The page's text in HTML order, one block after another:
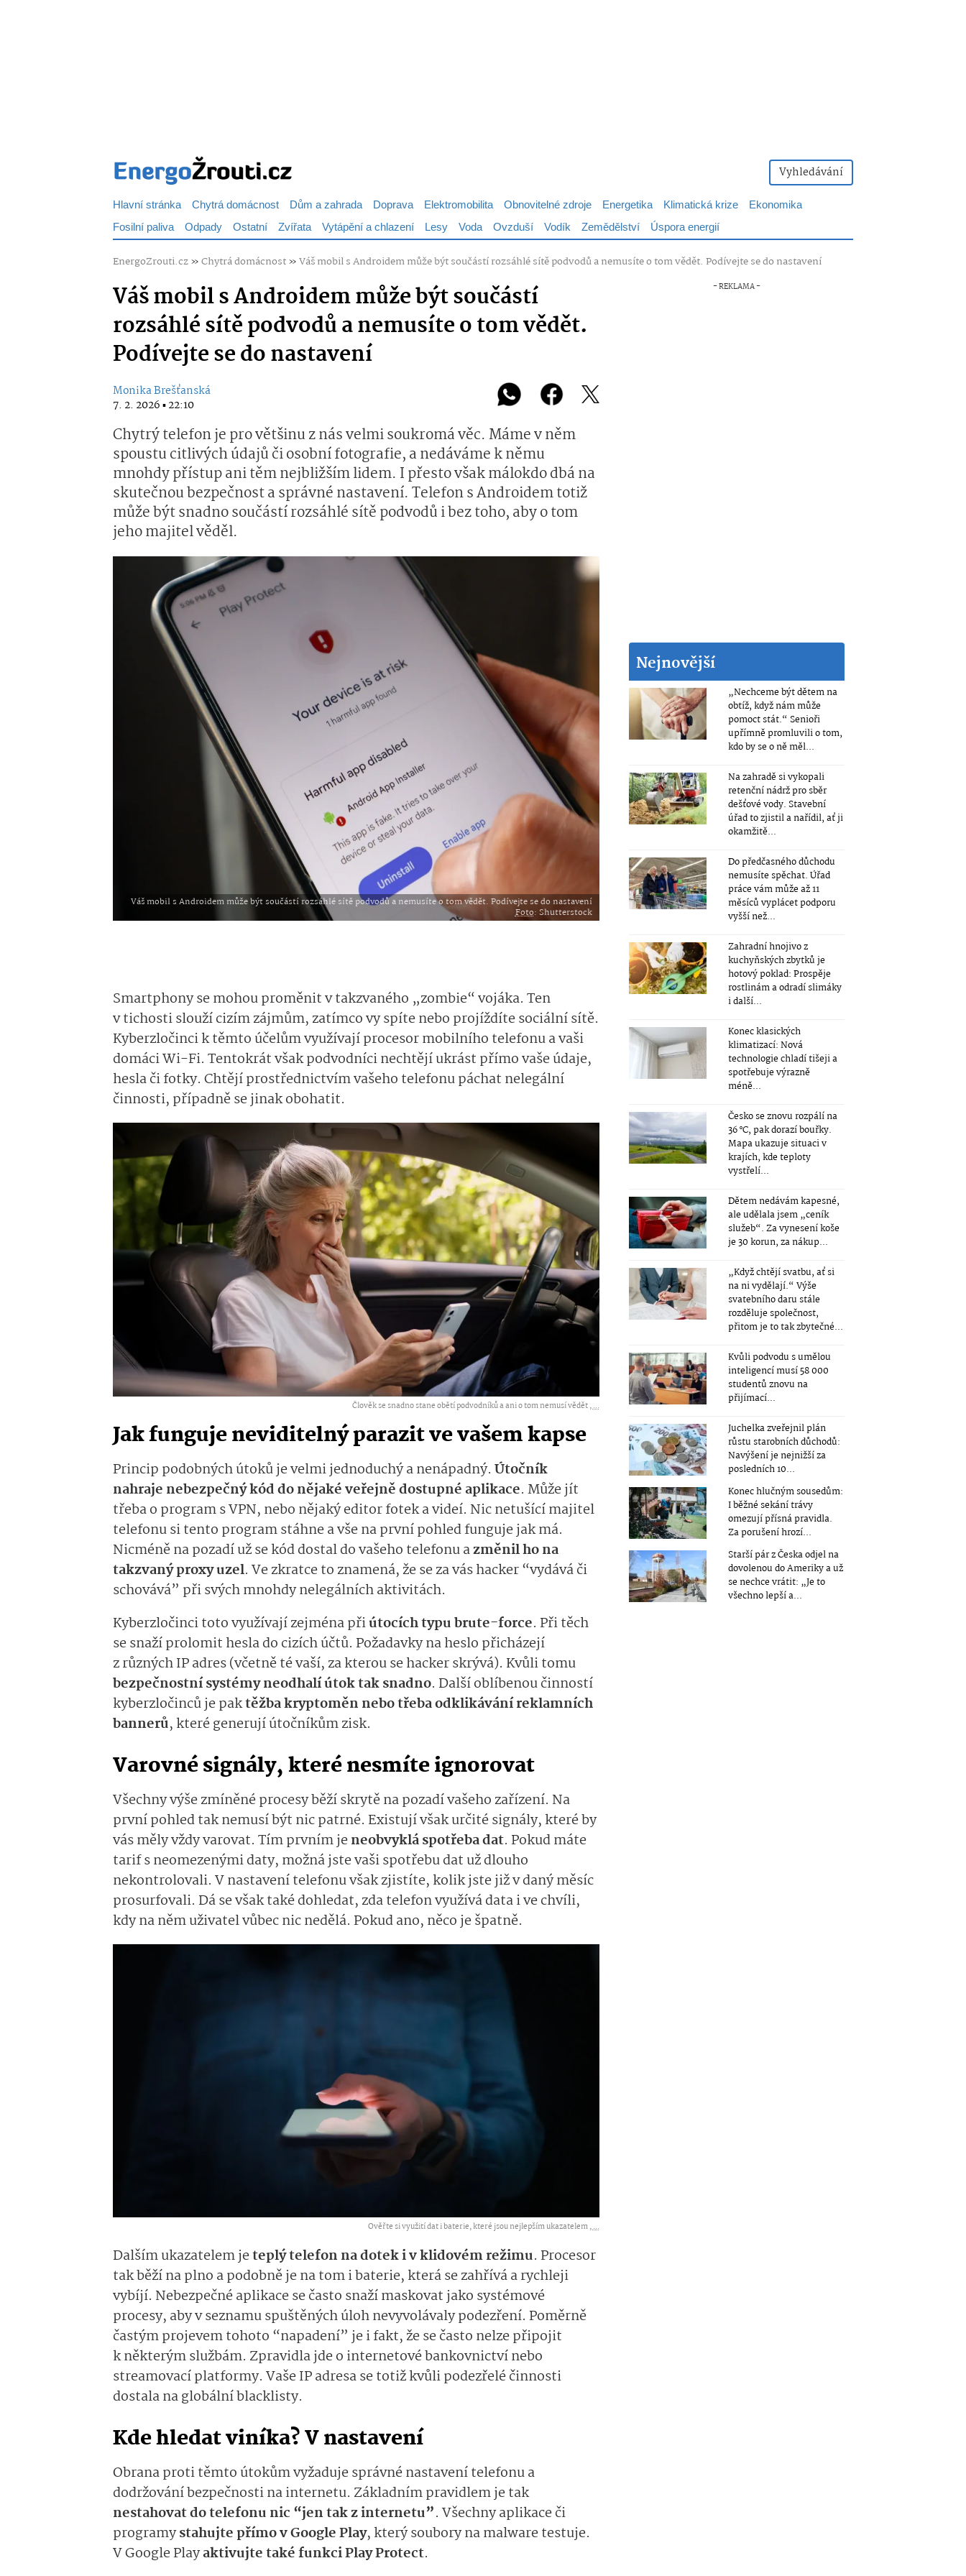
Vyhledávání
Hlavní stránka Chytrá domácnost Dům a zahrada Doprava Elektromobilita Obnovitelné zdroje Energetika Klimatická krize
Ekonomika
Fosilní paliva Odpady Ostatní Zvířata Vytápění a chlazení Lesy Voda Ovzduší Vodík Zemědělství Úspora energií
EnergoZrouti.cz»Chytrá domácnost»Váš mobil s Androidem může být součástí rozsáhlé sítě podvodů a nemusíte o tom vědět. Podívejte se do nastavení
Váš mobil s Androidem může být součástí
rozsáhlé sítě podvodů a nemusíte o tom vědět.
Podívejte se do nastavení
Monika Brešťanská
7. 2. 2026 ▪ 22:10
Chytrý telefon je pro většinu z nás velmi soukromá věc. Máme v něm
spoustu citlivých údajů či osobní fotografie, a nedáváme k němu
mnohdy přístup ani těm nejbližším lidem. I přesto však málokdo dbá na
skutečnou bezpečnost a správné nastavení. Telefon s Androidem totiž
může být snadno součástí rozsáhlé sítě podvodů i bez toho, aby o tom
jeho majitel věděl.
Váš mobil s Androidem může být součástí rozsáhlé sítě podvodů a nemusíte o tom vědět. Podívejte se do nastavení
Foto: Shutterstock
Smartphony se mohou proměnit v takzvaného „zombie“ vojáka. Ten
v tichosti slouží cizím zájmům, zatímco vy spíte nebo projíždíte sociální sítě.
Kyberzločinci k těmto účelům využívají procesor mobilního telefonu a vaši
domáci Wi-Fi. Tentokrát však podvodníci nechtějí ukrást přímo vaše údaje,
hesla či fotky. Chtějí prostřednictvím vašeho telefonu páchat nelegální
činnosti, případně se jinak obohatit.
Člověk se snadno stane obětí podvodníků a ani o tom nemusí vědět ,...
Jak funguje neviditelný parazit ve vašem kapse
Princip podobných útoků je velmi jednoduchý a nenápadný. Útočník
nahraje nebezpečný kód do nějaké veřejně dostupné aplikace. Může jít
třeba o program s VPN, nebo nějaký editor fotek a videí. Nic netušící majitel
telefonu si tento program stáhne a vše na první pohled funguje jak má.
Nicméně na pozadí už se kód dostal do vašeho telefonu azměnil ho na
takzvaný proxy uzel. Ve zkratce to znamená, že se za vás hacker “vydává či
schovává” při svých mnohdy nelegálních aktivitách.
Kyberzločinci toto využívají zejména přiútocích typu brute-force. Při těch
se snaží prolomit hesla do cizích účtů. Požadavky na heslo přicházejí
z různých IP adres (včetně té vaší, za kterou se hacker skrývá). Kvůli tomu
bezpečnostní systémy neodhalí útok tak snadno. Další oblíbenou činností
kyberzločinců je paktěžba kryptoměn nebo třeba odklikávání reklamních
bannerů, které generují útočníkům zisk.
Varovné signály, které nesmíte ignorovat
Všechny výše zmíněné procesy běží skrytě na pozadí vašeho zařízení. Na
první pohled tak nemusí být nic patrné. Existují však určité signály, které by
vás měly vždy varovat. Tím prvním jeneobvyklá spotřeba dat. Pokud máte
tarif s neomezenými daty, možná jste vaši spotřebu dat už dlouho
nekontrolovali. V nastavení telefonu však zjistíte, kolik jste již v daný měsíc
prosurfovali. Dá se však také dohledat, zda telefon využívá data i ve chvíli,
kdy na něm uživatel vůbec nic nedělá. Pokud ano, něco je špatně.
Ověřte si využití dat i baterie, které jsou nejlepším ukazatelem ,...
Dalším ukazatelem jeteplý telefon na dotek i v klidovém režimu. Procesor
tak běží na plno a podobně je na tom i baterie, která se zahřívá a rychleji
vybíjí. Nebezpečné aplikace se často snaží maskovat jako systémové
procesy, aby v seznamu spuštěných úloh nevyvolávaly podezření. Poměrně
častým projevem tohoto “napadení” je i fakt, že se často nelze připojit
k některým službám. Zpravidla jde o internetové bankovnictví nebo
streamovací platformy. Vaše IP adresa se totiž kvůli podezřelé činnosti
dostala na globální blacklisty.
Kde hledat viníka? V nastavení
Obrana proti těmto útokům vyžaduje správné nastavení telefonu a
dodržování bezpečnosti na internetu. Základním pravidlem je tak
nestahovat do telefonu nic “jen tak z internetu”. Všechny aplikace či
programystahujte přímo v Google Play, který soubory na malware testuje.
V Google Playaktivujte také funkci Play Protect.
Nejnovější
„Nechceme být dětem na
obtíž, když nám může
pomoct stát.“ Senioři
upřímně promluvili o tom,
kdo by se o ně měl...
Na zahradě si vykopali
retenční nádrž pro sběr
dešťové vody. Stavební
úřad to zjistil a nařídil, ať ji
okamžitě...
Do předčasného důchodu
nemusíte spěchat. Úřad
práce vám může až 11
měsíců vyplácet podporu
vyšší než...
Zahradní hnojivo z
kuchyňských zbytků je
hotový poklad: Prospěje
rostlinám a odradí slimáky
i další...
Konec klasických
klimatizací: Nová
technologie chladí tišeji a
spotřebuje výrazně
méně...
Česko se znovu rozpálí na
36 °C, pak dorazí bouřky.
Mapa ukazuje situaci v
krajích, kde teploty
vystřelí...
Dětem nedávám kapesné,
ale udělala jsem „ceník
služeb“. Za vynesení koše
je 30 korun, za nákup...
„Když chtějí svatbu, ať si
na ni vydělají.“ Výše
svatebního daru stále
rozděluje společnost,
přitom je to tak zbytečné...
Kvůli podvodu s umělou
inteligencí musí 58 000
studentů znovu na
přijímací...
Juchelka zveřejnil plán
růstu starobních důchodů:
Navýšení je nejnižší za
posledních 10...
Konec hlučným sousedům:
I běžné sekání trávy
omezují přísná pravidla.
Za porušení hrozí...
Starší pár z Česka odjel na
dovolenou do Ameriky a už
se nechce vrátit: „Je to
všechno lepší a...